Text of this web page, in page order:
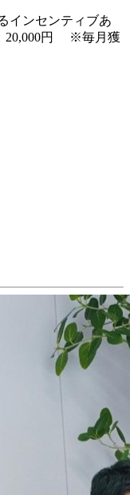
インセンティブあ
：20,000円 ※毎月獲